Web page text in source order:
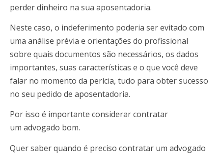
perder dinheiro na sua aposentadoria.
Neste caso, o indeferimento poderia ser evitado com
uma análise prévia e orientações do profissional
sobre quais documentos são necessários, os dados
importantes, suas características e o que você deve
falar no momento da perícia, tudo para obter sucesso
no seu pedido de aposentadoria.
Por isso é importante considerar contratar
um advogado bom.
Quer saber quando é preciso contratar um advogado